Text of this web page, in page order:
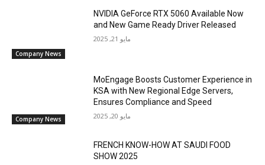
Company News
NVIDIA GeForce RTX 5060 Available Now
and New Game Ready Driver Released
مايو 21, 2025
Company News
MoEngage Boosts Customer Experience in
KSA with New Regional Edge Servers,
Ensures Compliance and Speed
مايو 20, 2025
FRENCH KNOW-HOW AT SAUDI FOOD
SHOW 2025